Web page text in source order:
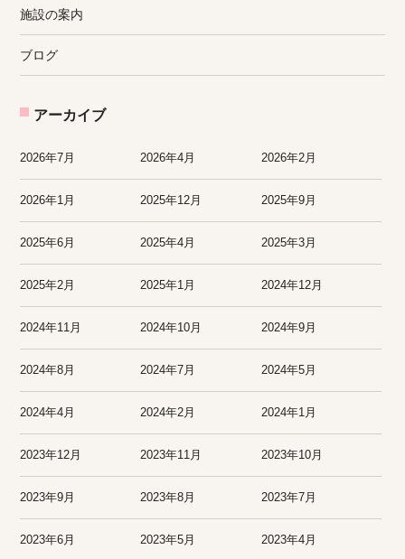
施設の案内
ブログ
アーカイブ
2026年7月 2026年4月 2026年2月
2026年1月 2025年12月 2025年9月
2025年6月 2025年4月 2025年3月
2025年2月 2025年1月 2024年12月
2024年11月 2024年10月 2024年9月
2024年8月 2024年7月 2024年5月
2024年4月 2024年2月 2024年1月
2023年12月 2023年11月 2023年10月
2023年9月 2023年8月 2023年7月
2023年6月 2023年5月 2023年4月